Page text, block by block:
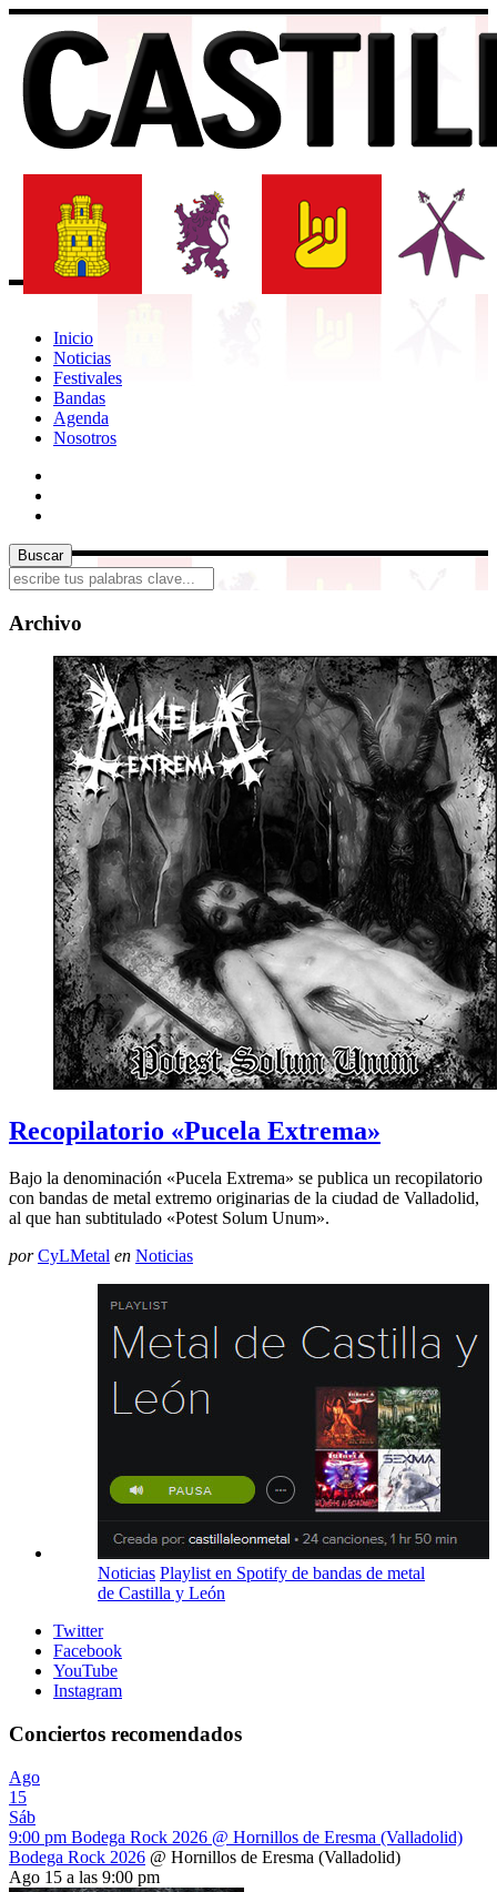
Inicio
Noticias
Festivales
Bandas
Agenda
Nosotros
Archivo
Recopilatorio «Pucela Extrema»
Bajo la denominación «Pucela Extrema» se publica un recopilatorio
con bandas de metal extremo originarias de la ciudad de Valladolid,
al que han subtitulado «Potest Solum Unum».
por CyLMetal en Noticias
Noticias Playlist en Spotify de bandas de metal
de Castilla y León
Twitter
Facebook
YouTube
Instagram
Conciertos recomendados
Ago
15
Sáb
9:00 pm Bodega Rock 2026 @ Hornillos de Eresma (Valladolid)
Bodega Rock 2026 @ Hornillos de Eresma (Valladolid)
Ago 15 a las 9:00 pm